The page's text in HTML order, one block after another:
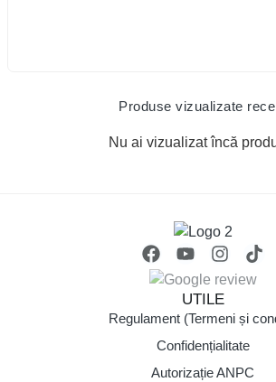
Produse vizualizate
Nu ai vizualizat încă
UTILE
Regulament (Termeni și
Confidențialitate
Autorizație ANPC